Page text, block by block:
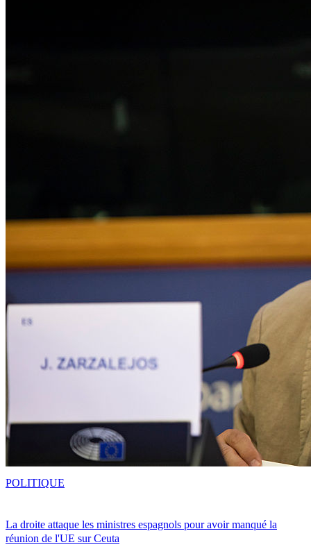
La droite attaque les ministres espagnols pour avoir manqué la
réunion de l'UE sur Ceuta
POLITIQUE